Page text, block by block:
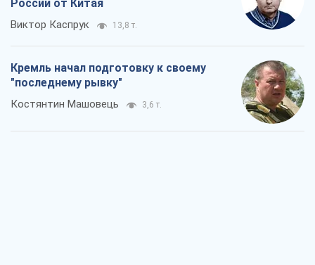
России от Китая
Виктор Каспрук 13,8 т.
Кремль начал подготовку к своему
"последнему рывку"
Костянтин Машовець 3,6 т.